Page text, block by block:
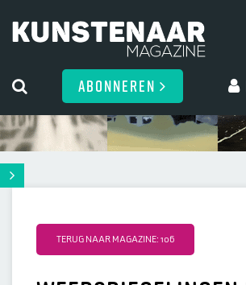
ABONNEREN
TERUG NAAR MAGAZINE: 106